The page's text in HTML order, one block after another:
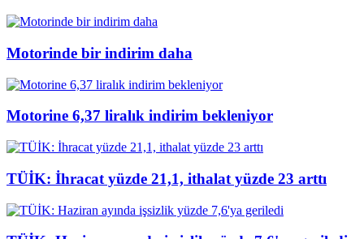
Motorinde bir indirim daha
Motorine 6,37 liralık indirim bekleniyor
TÜİK: İhracat yüzde 21,1, ithalat yüzde 23 arttı